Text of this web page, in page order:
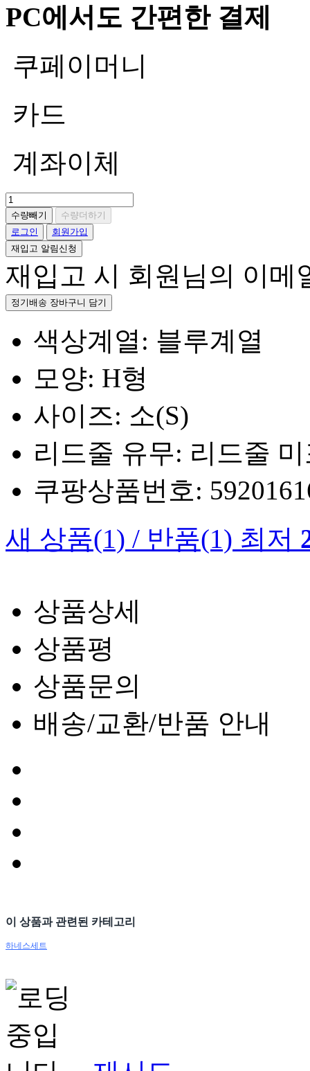
PC에서도 간편한 결제
쿠페이머니
카드
계좌이체
수량빼기
수량더하기
로그인
회원가입
재입고 알림신청
재입고 시 회원님의 이메
정기배송 장바구니 담기
색상계열: 블루계열
모양: H형
사이즈: 소(S)
리드줄 유무: 리드줄
쿠팡상품번호:
새 상품(1) / 반품(1) 최저
상품상세
상품평
상품문의
배송/교환/반품 안내
이 상품과 관련된 카테고리
하네스세트